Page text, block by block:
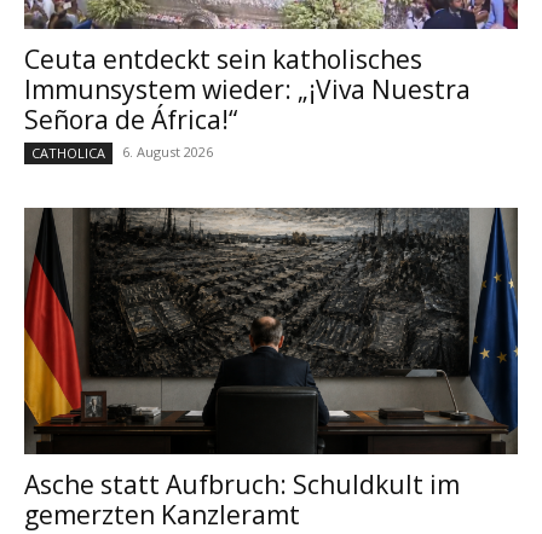
Ceuta entdeckt sein katholisches
Immunsystem wieder: „¡Viva Nuestra
Señora de África!“
CATHOLICA 6. August 2026
Asche statt Aufbruch: Schuldkult im
gemerzten Kanzleramt